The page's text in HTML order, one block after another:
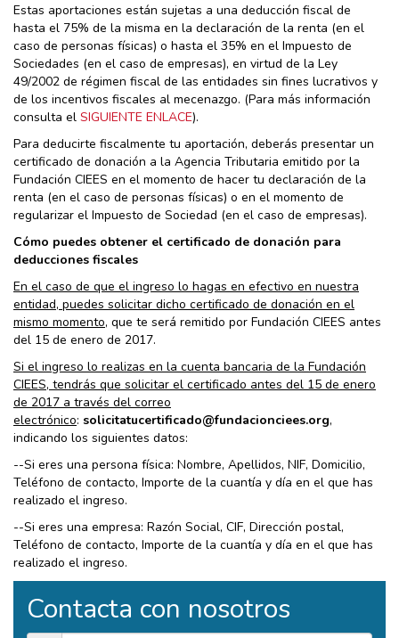
Estas aportaciones están sujetas a una deducción fiscal de
hasta el 75% de la misma en la declaración de la renta (en el
caso de personas físicas) o hasta el 35% en el Impuesto de
Sociedades (en el caso de empresas), en virtud de la Ley
49/2002 de régimen fiscal de las entidades sin fines lucrativos y
de los incentivos fiscales al mecenazgo. (Para más información
consulta el SIGUIENTE ENLACE).
Para deducirte fiscalmente tu aportación, deberás presentar un
certificado de donación a la Agencia Tributaria emitido por la
Fundación CIEES en el momento de hacer tu declaración de la
renta (en el caso de personas físicas) o en el momento de
regularizar el Impuesto de Sociedad (en el caso de empresas).
Cómo puedes obtener el certificado de donación para
deducciones fiscales
En el caso de que el ingreso lo hagas en efectivo en nuestra
entidad, puedes solicitar dicho certificado de donación en el
mismo momento, que te será remitido por Fundación CIEES antes
del 15 de enero de 2017.
Si el ingreso lo realizas en la cuenta bancaria de la Fundación
CIEES, tendrás que solicitar el certificado antes del 15 de enero
de 2017 a través del correo
electrónico: solicitatucertificado@fundacionciees.org,
indicando los siguientes datos:
--Si eres una persona física: Nombre, Apellidos, NIF, Domicilio,
Teléfono de contacto, Importe de la cuantía y día en el que has
realizado el ingreso.
--Si eres una empresa: Razón Social, CIF, Dirección postal,
Teléfono de contacto, Importe de la cuantía y día en el que has
realizado el ingreso.
Contacta con nosotros